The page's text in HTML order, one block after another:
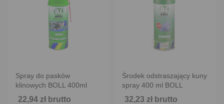
Spray do pasków
klinowych BOLL 400ml
22,94 zł brutto
Środek odstraszający kuny
spray 400 ml BOLL
32,23 zł brutto